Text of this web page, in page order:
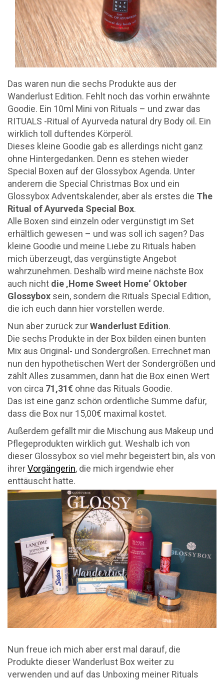
Das waren nun die sechs Produkte aus der
Wanderlust Edition. Fehlt noch das vorhin erwähnte
Goodie. Ein 10ml Mini von Rituals – und zwar das
RITUALS -Ritual of Ayurveda natural dry Body oil. Ein
wirklich toll duftendes Körperöl.
Dieses kleine Goodie gab es allerdings nicht ganz
ohne Hintergedanken. Denn es stehen wieder
Special Boxen auf der Glossybox Agenda. Unter
anderem die Special Christmas Box und ein
Glossybox Adventskalender, aber als erstes die The
Ritual of Ayurveda Special Box.
Alle Boxen sind einzeln oder vergünstigt im Set
erhältlich gewesen – und was soll ich sagen? Das
kleine Goodie und meine Liebe zu Rituals haben
mich überzeugt, das vergünstigte Angebot
wahrzunehmen. Deshalb wird meine nächste Box
auch nicht die ‚Home Sweet Home‘ Oktober
Glossybox sein, sondern die Rituals Special Edition,
die ich euch dann hier vorstellen werde.
Nun aber zurück zurWanderlust Edition.
Die sechs Produkte in der Box bilden einen bunten
Mix aus Original- und Sondergrößen. Errechnet man
nun den hypothetischen Wert der Sondergrößen und
zählt Alles zusammen, dann hat die Box einen Wert
von circa 71,31€ ohne das Rituals Goodie.
Das ist eine ganz schön ordentliche Summe dafür,
dass die Box nur 15,00€ maximal kostet.
Außerdem gefällt mir die Mischung aus Makeup und
Pflegeprodukten wirklich gut. Weshalb ich von
dieser Glossybox so viel mehr begeistert bin, als von
ihrerVorgängerin, die mich irgendwie eher
enttäuscht hatte.
Nun freue ich mich aber erst mal darauf, die
Produkte dieser Wanderlust Box weiter zu
verwenden und auf das Unboxing meiner Rituals